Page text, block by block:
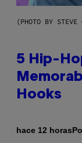
(PHOTO BY STEVE
5 Hip-
Hooks
hace 12 horas